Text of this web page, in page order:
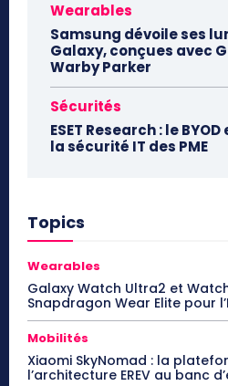
Wearables
Samsung dévoile ses
Galaxy, conçues avec
Warby Parker
Sécurités
ESET Research : le
la sécurité IT des PME
Topics
Wearables
Galaxy Watch Ultra2 et
Snapdragon Wear Elite pour
Mobilités
Xiaomi SkyNomad : la
l’architecture EREV au banc